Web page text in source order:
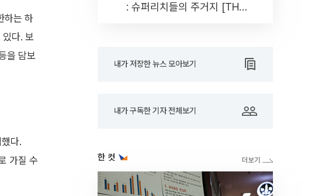
하는 하
있다. 보
을 담보
다.
가질 수
: 슈퍼리치들의 주거지 [THE
내가 저장한 뉴스 모아보기
내가 구독한 기자 전체보기
한 컷